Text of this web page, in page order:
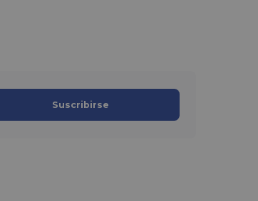
Suscribirse